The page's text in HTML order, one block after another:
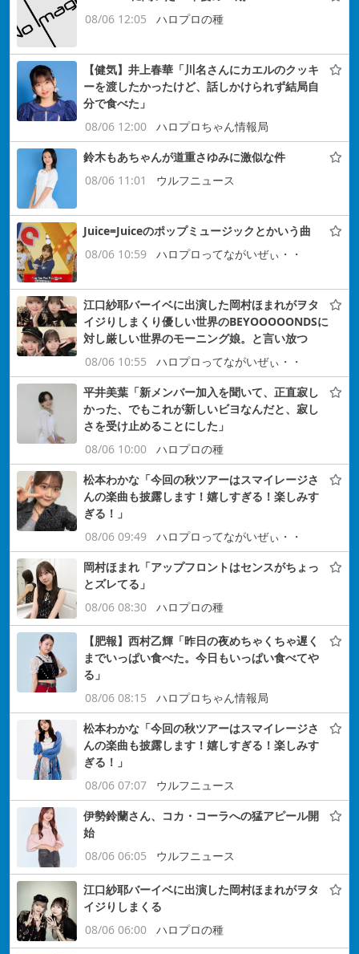
08/06 12:05
ハロプロの種
【健気】井上春華「川名さんにカエルのクッキ
ーを渡したかったけど、話しかけられず結局自
分で食べた」
08/06 12:00
ハロプロちゃん情報局
鈴木もあちゃんが道重さゆみに激似な件
08/06 11:01
ウルフニュース
Juice=Juiceのポップミュージックとかいう曲
08/06 10:59
ハロプロってながいぜぃ・・
江口紗耶バーイベに出演した岡村ほまれがヲタ
イジりしまくり優しい世界のBEYOOOOONDSに
対し厳しい世界のモーニング娘。と言い放つ
08/06 10:55
ハロプロってながいぜぃ・・
平井美葉「新メンバー加入を聞いて、正直寂し
かった、でもこれが新しいビヨなんだと、寂し
さを受け止めることにした」
08/06 10:00
ハロプロの種
松本わかな「今回の秋ツアーはスマイレージさ
んの楽曲も披露します！嬉しすぎる！楽しみす
ぎる！」
08/06 09:49
ハロプロってながいぜぃ・・
岡村ほまれ「アップフロントはセンスがちょっ
とズレてる」
08/06 08:30
ハロプロの種
【肥報】西村乙輝「昨日の夜めちゃくちゃ遅く
までいっぱい食べた。今日もいっぱい食べてや
る」
08/06 08:15
ハロプロちゃん情報局
松本わかな「今回の秋ツアーはスマイレージさ
んの楽曲も披露します！嬉しすぎる！楽しみす
ぎる！」
08/06 07:07
ウルフニュース
伊勢鈴蘭さん、コカ・コーラへの猛アピール開
始
08/06 06:05
ウルフニュース
江口紗耶バーイベに出演した岡村ほまれがヲタ
イジりしまくる
08/06 06:00
ハロプロの種